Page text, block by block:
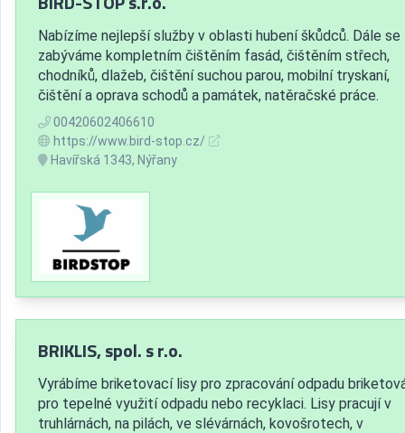
Nabízíme nejlepší služby v oblasti hubení škůdců. Dále se
zabýváme kompletním čištěním fasád, čištěním střech,
chodníků, dlažeb, čištění suchou parou, mobilní tryskaní,
čištění a oprava schodů a památek, natěračské práce.
00420602406610
https://www.bird-stop.cz/
Havířská 1343, Nýřany
BRIKLIS, spol. s r.o.
Vyrábíme briketovací lisy pro zpracování odpadu
pro tepelné využití odpadu nebo recyklaci. Lisy pracují v
truhlárnách, na pilách, ve slévárnách, kovošrotech, v